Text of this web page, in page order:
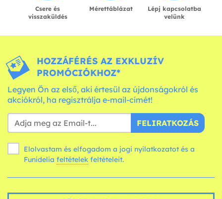
Csere és
visszaküldés
Mérettáblázat
Lépj kapcsolatba
velünk
HOZZÁFÉRÉS AZ EXKLUZÍV
PROMÓCIÓKHOZ*
Legyen Ön az első, aki értesül az újdonságokról és
akciókról, ha regisztrálja e-mail-címét!
FELIRATKOZÁS
Elolvastam és elfogadom a jogi nyilatkozatot és a
Funidelia feltételek feltételeit.